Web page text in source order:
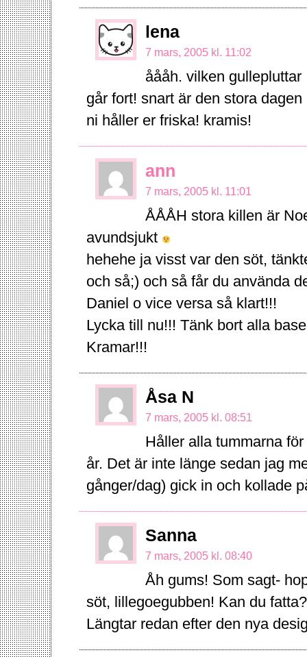
lena
7 mars, 2005 kl. 11:02
åååh. vilken
går fort! snart är den stora
ni håller er friska! kramis!
ann
7 mars, 2005 kl. 11:01
ÅÅÅH stora killen är
avundsjukt
hehehe ja visst var den söt,
och så;) och så får du använda
Daniel o vice versa så klart!!!
Lycka till nu!!! Tänk bort alla
Kramar!!!
Åsa N
7 mars, 2005 kl. 08:51
Håller alla tummarna
år. Det är inte länge sedan jag
gånger/dag) gick in och kollade
Sanna
7 mars, 2005 kl. 08:40
Åh gums! Som sagt-
söt, lillegoegubben! Kan du
Längtar redan efter den nya